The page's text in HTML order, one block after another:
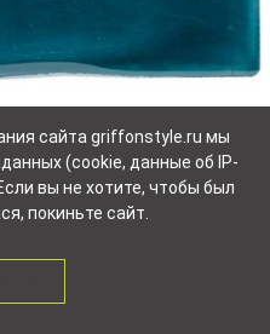
Blueсайта griffonstyle.ru мы
(cookie, данные об IP-
вы не хотите, чтобы был
покиньте сайт.